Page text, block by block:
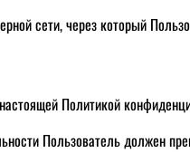
сети, через который
Политикой
Пользователь должен